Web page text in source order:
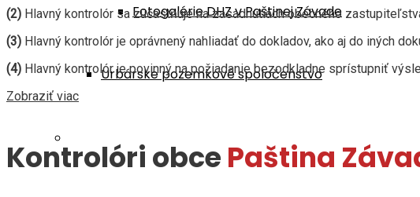
Fotogalérie DHZ v Paštinej Závade
Urbárske pozemkové spoločenstvo
(2) Hlavný kontrolór sa zúčastňuje na zasadnutiach obecného
(3) Hlavný kontrolór je oprávnený nahliadať do dokladov, ako aj do iných
(4) Hlavný kontrolór je povinný na požiadanie bezodkladne sprístupniť
Zobraziť viac
Kontrolóri obce Paština